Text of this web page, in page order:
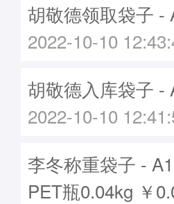
胡敬德领取袋子 -
2022-10-10
胡敬德入库袋子 -
2022-10-10
李冬称重袋子 -
PET瓶0.04kg ￥